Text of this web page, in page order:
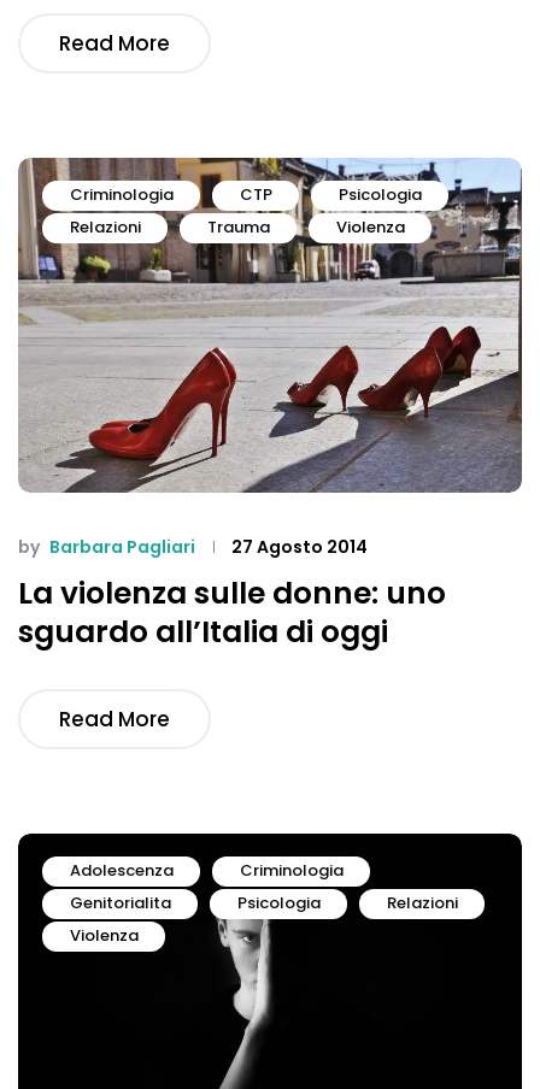
Read More
Criminologia CTP
Psicologia
Relazioni
Trauma Violenza
by Barbara Pagliari 27 Agosto 2014
La violenza sulle donne: uno
sguardo all’Italia di oggi
Read More
Adolescenza
Criminologia
Genitorialita
Psicologia
Relazioni
Violenza